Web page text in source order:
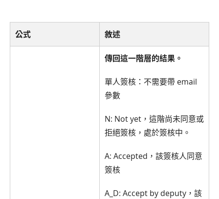
公式 敘述
傳回這一階層的結果。
單人簽核：不需要帶 email
參數
N: Not yet，這階尚未同意或
拒絕簽核，處於簽核中。
A: Accepted，該簽核人同意
簽核
A_D: Accept by deputy，該